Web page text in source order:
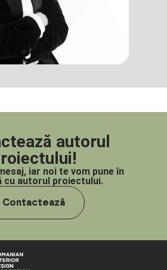
autorul
iar noi te vom pune în
cu autorul proiectului.
Contactează